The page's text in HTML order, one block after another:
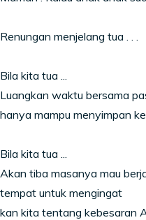
Renungan menjelang tua . . .
Bila kita tua ...
Luangkan waktu bersama
hanya mampu menyimpan
Bila kita tua ...
Akan tiba masanya mau
tempat untuk mengingat
kan kita tentang kebesaran